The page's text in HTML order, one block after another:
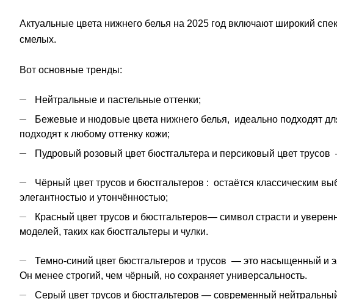
Актуальные цвета нижнего белья на 2025 год включают широкий
смелых.
Вот основные тренды:
Нейтральные и пастельные оттенки;
Бежевые и нюдовые цвета нижнего белья, идеально подходят
подходят к любому оттенку кожи;
Пудровый розовый цвет бюстгальтера и персиковый цвет трусов
Чёрный цвет трусов и бюстгальтеров : остаётся классическим
элегантностью и утончённостью;
Красный цвет трусов и бюстгальтеров— символ страсти и
моделей, таких как бюстгальтеры и чулки.
Темно-синий цвет бюстгальтеров и трусов — это насыщенный и
Он менее строгий, чем чёрный, но сохраняет универсальность.
Серый цвет трусов и бюстгальтеров — современный